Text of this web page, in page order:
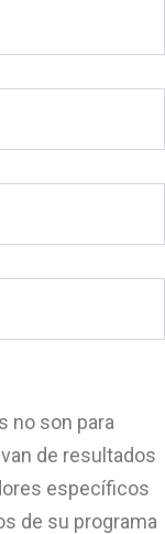
no son para
de resultados
específicos
de su programa